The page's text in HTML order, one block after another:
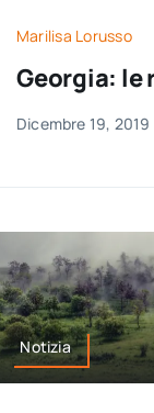
Marilisa Lorusso
Georgia: le
Dicembre 19, 2019
Notizia